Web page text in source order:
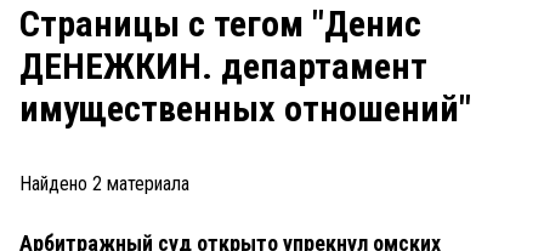
НОВОСТИ КОМПАНИЙ Блоги
Страницы c тегом "Денис
ДЕНЕЖКИН. департамент
имущественных отношений"
Найдено 2 материала
Арбитражный суд открыто упрекнул омских